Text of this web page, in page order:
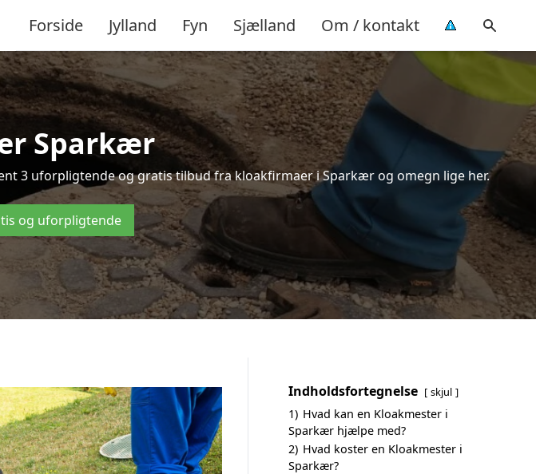
Forside Jylland Fyn Sjælland Om / kontakt
Sparkær
3 uforpligtende og gratis tilbud fra kloakfirmaer i Sparkær og omegn lige her.
og uforpligtende
Indholdsfortegnelse skjul
1) Hvad kan en Kloakmester i
Sparkær hjælpe med?
2) Hvad koster en Kloakmester i
Sparkær?